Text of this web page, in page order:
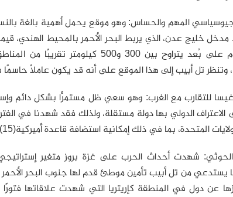
المهم والحساس: وهو موقع يحمل أهمية بالغة
مدخل خليج عدن، الذي يربط البحر الأحمر بالمحيط الهندي،
الصومال اليوم على بُعد يتراوح بين
للتقارب مع الغرب: وهو سعي ظل مستمرًّا بشكل دائم
الدولي بها دولة مستقلة، ولذلك فقد شهدنا في
المتحدة، بما في ذلك إمكانية استضافة قاعدة أميركية(15).
الحوثي: شهدت أحداث الحرب على غزة بروز متغير
ما يستدعي من تل أبيب تأمين موطئ قدم لها جنوب البحر
عن دول في المنطقة كإريتريا التي شهدت علاقاتها فتورًا